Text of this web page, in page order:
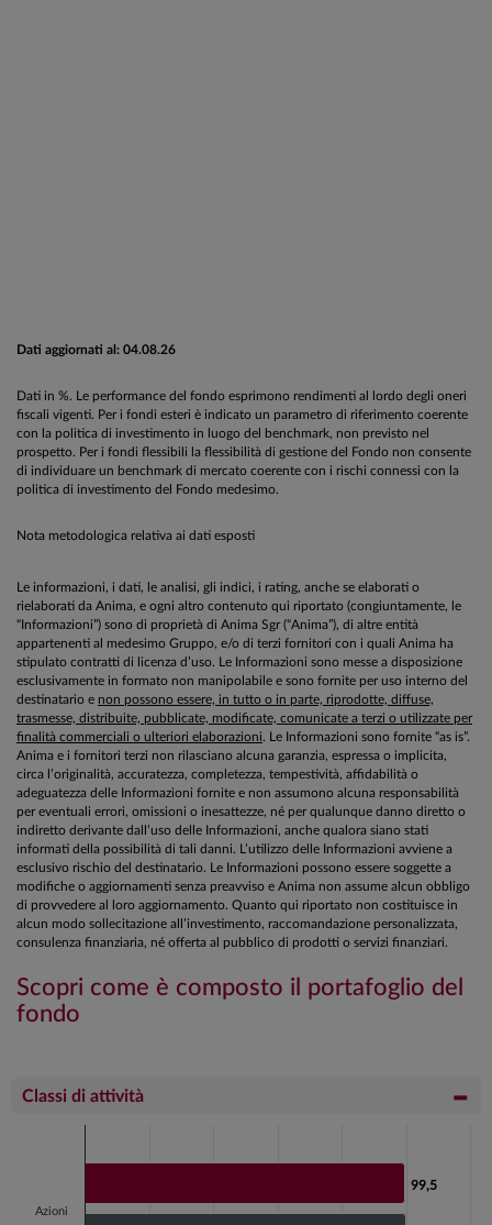
Dati aggiornati al: 04.08.26
Dati in %. Le performance del fondo esprimono rendimenti al lordo degli oneri
fiscali vigenti. Per i fondi esteri è indicato un parametro di riferimento coerente
con la politica di investimento in luogo del benchmark, non previsto nel
prospetto. Per i fondi flessibili la flessibilità di gestione del Fondo non consente
di individuare un benchmark di mercato coerente con i rischi connessi con la
politica di investimento del Fondo medesimo.
Nota metodologica relativa ai dati esposti
Le informazioni, i dati, le analisi, gli indici, i rating, anche se elaborati o
rielaborati da Anima, e ogni altro contenuto qui riportato (congiuntamente, le
“Informazioni”) sono di proprietà di Anima Sgr (“Anima”), di altre entità
appartenenti al medesimo Gruppo, e/o di terzi fornitori con i quali Anima ha
stipulato contratti di licenza d’uso. Le Informazioni sono messe a disposizione
esclusivamente in formato non manipolabile e sono fornite per uso interno del
destinatario e non possono essere, in tutto o in parte, riprodotte, diffuse,
trasmesse, distribuite, pubblicate, modificate, comunicate a terzi o utilizzate per
finalità commerciali o ulteriori elaborazioni. Le Informazioni sono fornite “as is”.
Anima e i fornitori terzi non rilasciano alcuna garanzia, espressa o implicita,
circa l’originalità, accuratezza, completezza, tempestività, affidabilità o
adeguatezza delle Informazioni fornite e non assumono alcuna responsabilità
per eventuali errori, omissioni o inesattezze, né per qualunque danno diretto o
indiretto derivante dall’uso delle Informazioni, anche qualora siano stati
informati della possibilità di tali danni. L’utilizzo delle Informazioni avviene a
esclusivo rischio del destinatario. Le Informazioni possono essere soggette a
modifiche o aggiornamenti senza preavviso e Anima non assume alcun obbligo
di provvedere al loro aggiornamento. Quanto qui riportato non costituisce in
alcun modo sollecitazione all’investimento, raccomandazione personalizzata,
consulenza finanziaria, né offerta al pubblico di prodotti o servizi finanziari.
Scopri come è composto il portafoglio del
fondo
Classi di attività
Bar chart with 2 data series.
99,5
99,5
Azioni